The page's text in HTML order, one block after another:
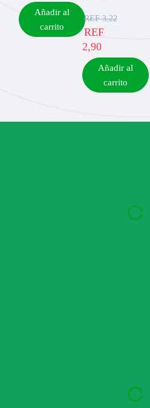
Añadir al
carrito
REF3,22
REF
2,90
Añadir al
carrito